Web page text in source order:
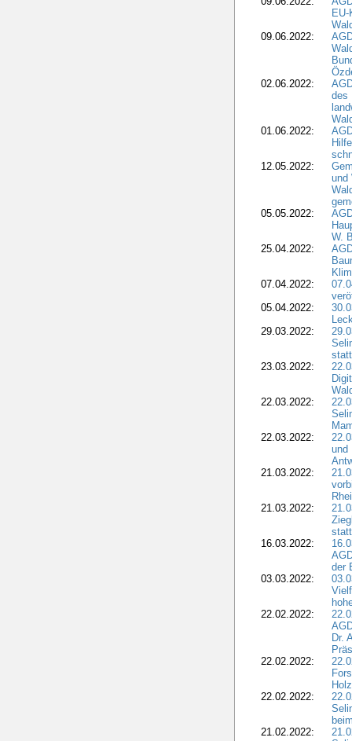
09.06.2022:
02.06.2022:
des
01.06.2022:
12.05.2022:
und
05.05.2022:
W.
25.04.2022:
07.04.2022:
05.04.2022:
29.03.2022:
23.03.2022:
22.03.2022:
22.03.2022:
und
21.03.2022:
21.03.2022:
16.03.2022:
der
03.03.2022:
22.02.2022:
Dr.
22.02.2022:
22.02.2022:
21.02.2022: